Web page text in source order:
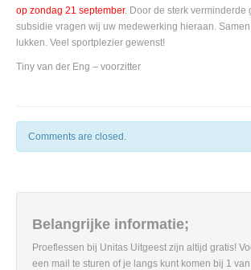
op zondag 21 september. Door de sterk verminderde
subsidie vragen wij uw medewerking hieraan.
lukken. Veel sportplezier gewenst!
Tiny van der Eng – voorzitter
Comments are closed.
Belangrijke informatie;
Proeflessen bij Unitas Uitgeest zijn altijd gratis!
een mail te sturen of je langs kunt komen bij 1